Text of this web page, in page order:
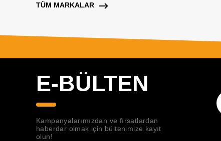
TÜM MARKALAR
E-BÜLTEN
Kampanyalarımızdan ve fırsatlardan
haberdar olmak için bültenimize kayıt
olun!